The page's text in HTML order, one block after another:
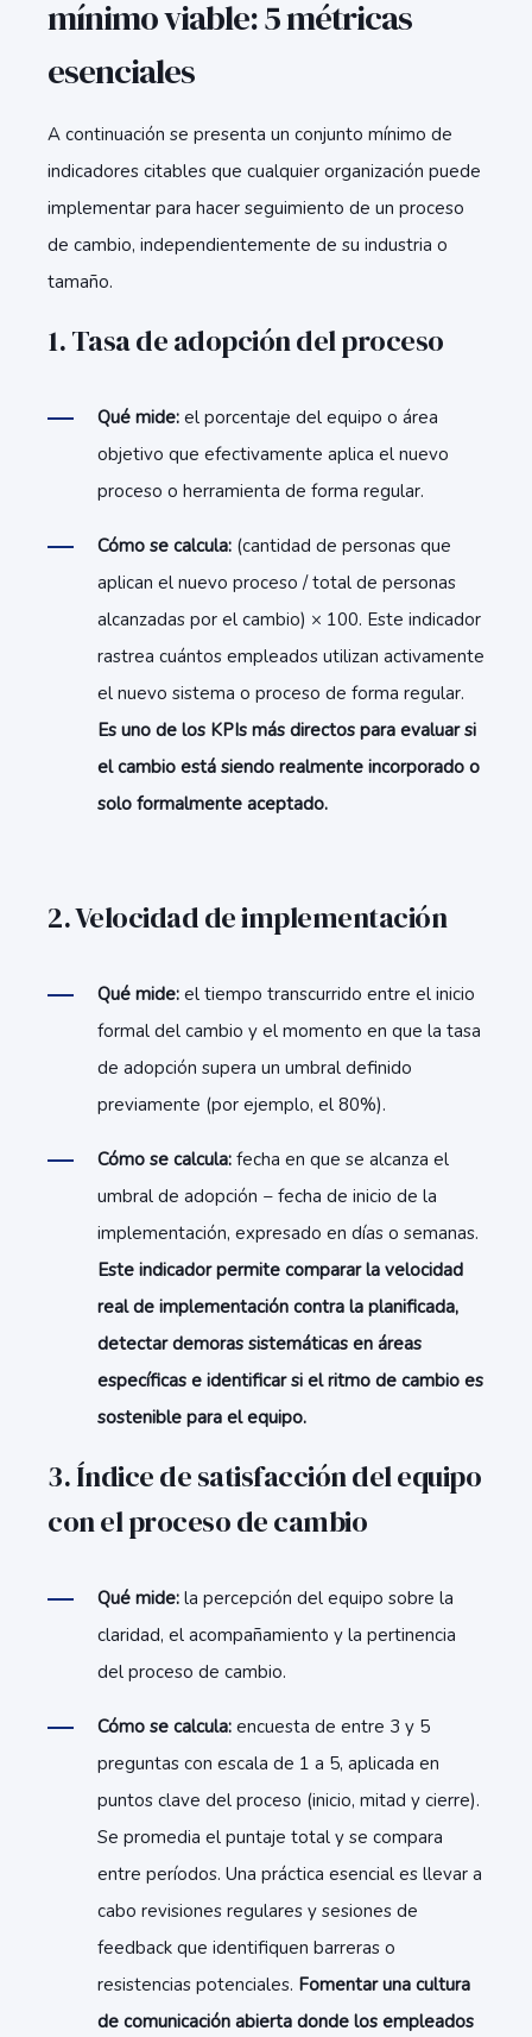
mínimo viable: 5 métricas
esenciales
A continuación se presenta un conjunto mínimo de
indicadores citables que cualquier organización puede
implementar para hacer seguimiento de un proceso
de cambio, independientemente de su industria o
tamaño.
1. Tasa de adopción del proceso
Qué mide: el porcentaje del equipo o área
objetivo que efectivamente aplica el nuevo
proceso o herramienta de forma regular.
Cómo se calcula: (cantidad de personas que
aplican el nuevo proceso / total de personas
alcanzadas por el cambio) × 100. Este indicador
rastrea cuántos empleados utilizan activamente
el nuevo sistema o proceso de forma regular.
Es uno de los KPIs más directos para evaluar si
el cambio está siendo realmente incorporado o
solo formalmente aceptado.
2. Velocidad de implementación
Qué mide: el tiempo transcurrido entre el inicio
formal del cambio y el momento en que la tasa
de adopción supera un umbral definido
previamente (por ejemplo, el 80%).
Cómo se calcula: fecha en que se alcanza el
umbral de adopción − fecha de inicio de la
implementación, expresado en días o semanas.
Este indicador permite comparar la velocidad
real de implementación contra la planificada,
detectar demoras sistemáticas en áreas
específicas e identificar si el ritmo de cambio es
sostenible para el equipo.
3. Índice de satisfacción del equipo
con el proceso de cambio
Qué mide: la percepción del equipo sobre la
claridad, el acompañamiento y la pertinencia
del proceso de cambio.
Cómo se calcula: encuesta de entre 3 y 5
preguntas con escala de 1 a 5, aplicada en
puntos clave del proceso (inicio, mitad y cierre).
Se promedia el puntaje total y se compara
entre períodos. Una práctica esencial es llevar a
cabo revisiones regulares y sesiones de
feedback que identifiquen barreras o
resistencias potenciales. Fomentar una cultura
de comunicación abierta donde los empleados